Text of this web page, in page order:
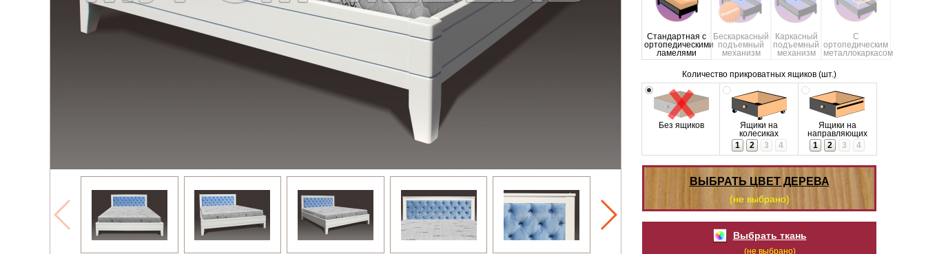
Стандартная с
ортопедическими
ламелями
Бескаркасный
подъемный
механизм
Каркасный
подъемный
механизм
С
ортопедическим
металлокаркасом
Количество прикроватных ящиков (шт.)
Без ящиков
Ящики на
колесиках
1
2 3 4
Ящики на
направляющих
1
2 3 4
ВЫБРАТЬ ЦВЕТ ДЕРЕВА
(не выбрано)
Выбрать ткань
(не выбрано)